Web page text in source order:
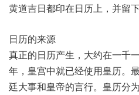
黄道吉日都印在日历上，并留
日历的来源
真正的日历产生，大约在一千
年，皇宫中就已经使用皇历。
廷大事和皇帝的言行。皇历分